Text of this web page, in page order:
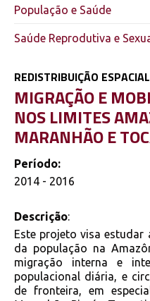
População e Saúde
Saúde Reprodutiva e
REDISTRIBUIÇÃO
MIGRAÇÃO E
NOS LIMITES
MARANHÃO E
Período:
2014 - 2016
Descrição:
Este projeto visa estudar
da população na
migração interna e
populacional diária, e
de fronteira, em